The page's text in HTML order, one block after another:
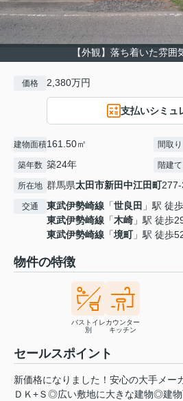
【外観】落ち着いた雰囲
価格 2,380万円
支払いシミュ
建物面積161.50㎡ 間取り
築年数 築24年 階建て
所在地 群馬県太田市新田中江田町277-
交通 東武伊勢崎線 「世良田 」駅 徒
東武伊勢崎線 「木崎 」駅 徒歩
東武伊勢崎線 「境町」駅 徒歩
物件の特徴
バストイレ
別
カウンター
キッチン
セールスポイント
新価格になりました！安心の大手メー
ＤＫ+Ｓ◎広い敷地に大きな建物◎建